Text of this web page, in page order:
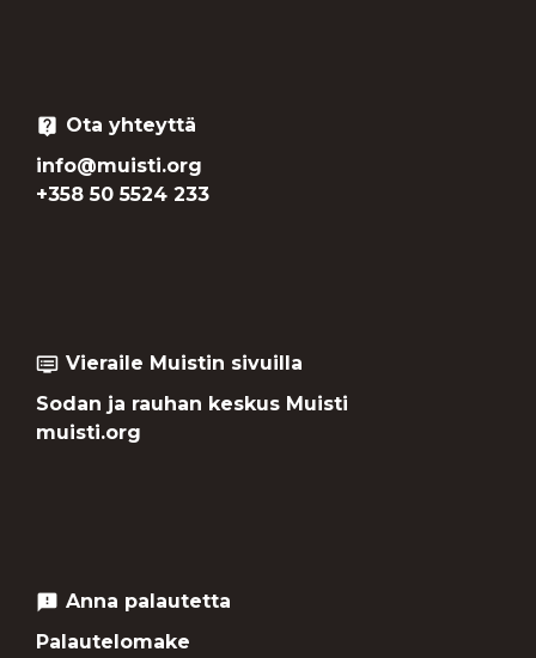
live_help Ota yhteyttä
info@muisti.org
+358 50 5524 233
dvr Vieraile Muistin sivuilla
Sodan ja rauhan keskus Muisti
muisti.org
feedback Anna palautetta
Palautelomake